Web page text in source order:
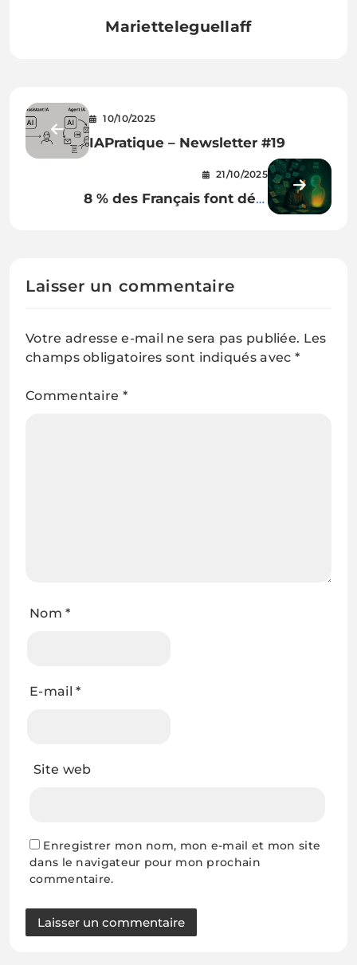
Marietteleguellaff
10/10/2025
IAPratique – Newsletter #19
21/10/2025
8 % des Français font déjà
Laisser un commentaire
Votre adresse e-mail ne sera pas publiée. Les
champs obligatoires sont indiqués avec *
Commentaire *
Nom*
E-mail*
Site web
Enregistrer mon nom, mon e-mail et mon site
dans le navigateur pour mon prochain
commentaire.